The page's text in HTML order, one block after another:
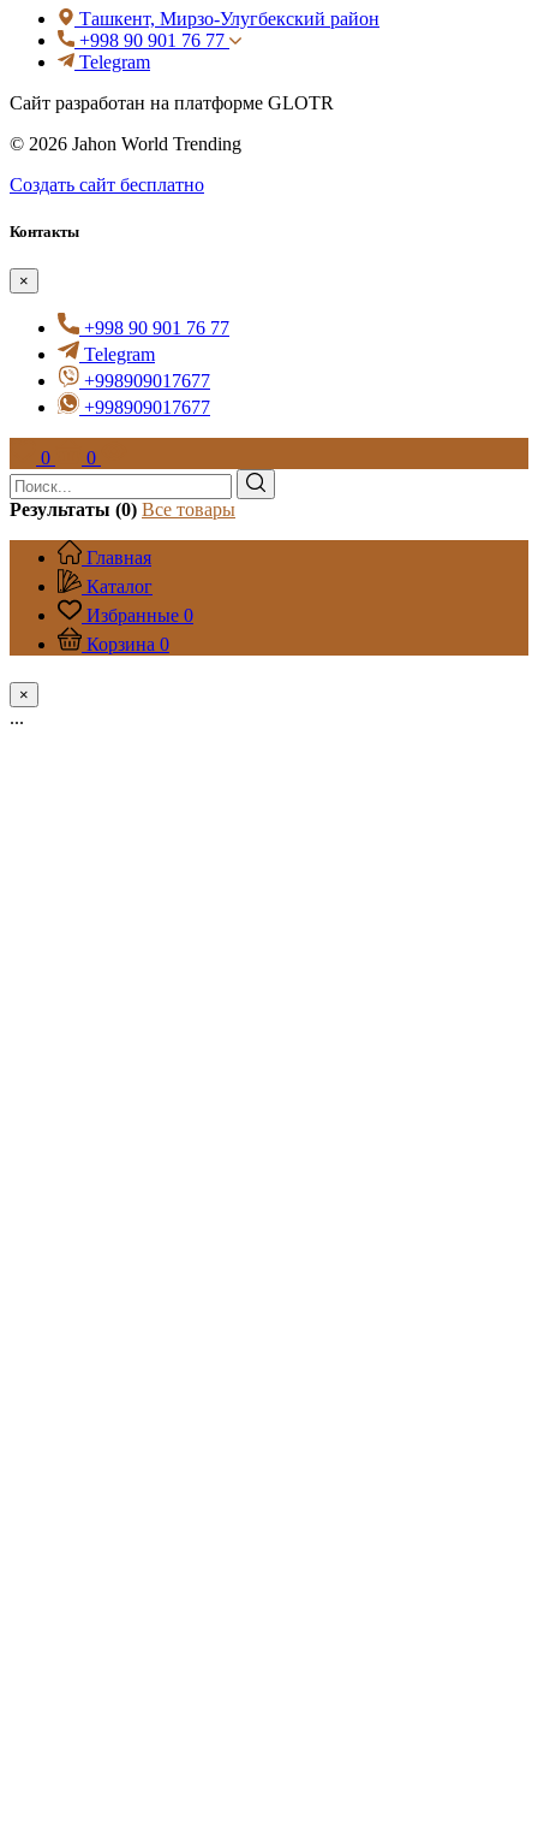
Ташкент, Мирзо-Улугбекский район
+998 90 901 76 77
Telegram
Сайт разработан на платформе GLOTR
© 2026 Jahon World Trending
Создать cайт бесплатно
Контакты
×
+998 90 901 76 77
Telegram
+998909017677
+998909017677
0 0
Результаты (0) Все товары
Главная
Каталог
Избранные 0
Корзина 0
×
...